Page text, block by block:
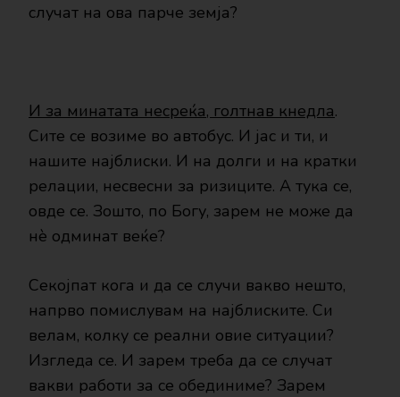
случат на ова парче земја?
И за минатата несреќа, голтнав кнедла.
Сите се возиме во автобус. И јас и ти, и
нашите најблиски. И на долги и на кратки
релации, несвесни за ризиците. А тука се,
овде се. Зошто, по Богу, зарем не може да
нè одминат веќе?
Секојпат кога и да се случи вакво нешто,
напрво помислувам на најблиските. Си
велам, колку се реални овие ситуации?
Изгледа се. И зарем треба да се случат
вакви работи за се обединиме? Зарем